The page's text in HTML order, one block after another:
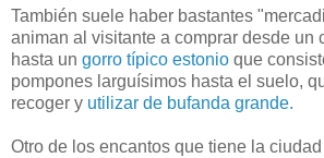
También suele haber bastantes
animan al visitante a comprar desde un
hasta un gorro típico estonio que
pompones larguísimos hasta el suelo,
recoger y utilizar de bufanda grande.
Otro de los encantos que tiene la